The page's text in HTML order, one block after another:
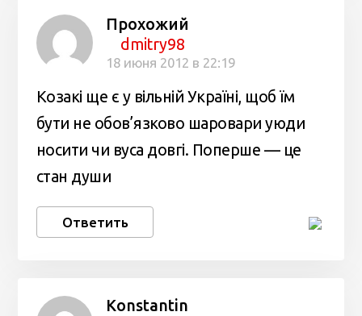
Прохожий
dmitry98
18 июня 2012 в 22:19
Козакі ще є у вільній Україні, щоб їм
бути не обов’язково шаровари уюди
носити чи вуса довгі. Поперше — це
стан души
Ответить
Konstantin